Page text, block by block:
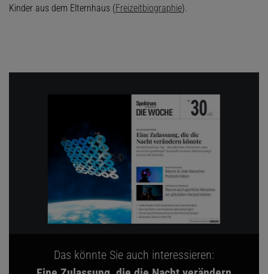
Kinder aus dem Elternhaus (Freizeitbiographie).
Das könnte Sie auch interessieren: